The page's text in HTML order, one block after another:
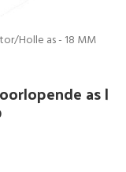
/Holle as - 18 MM
as |